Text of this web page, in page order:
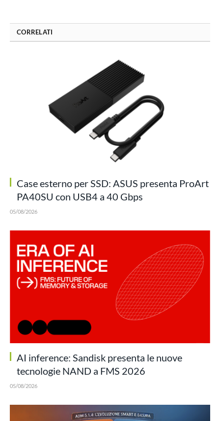
CORRELATI
Case esterno per SSD: ASUS presenta ProArt
PA40SU con USB4 a 40 Gbps
05/08/2026
AI inference: Sandisk presenta le nuove
tecnologie NAND a FMS 2026
05/08/2026